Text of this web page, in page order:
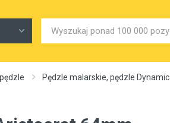
Pędzle malarskie, pędzle Dynamic